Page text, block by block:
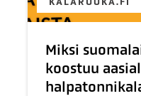
Miksi
koostuu